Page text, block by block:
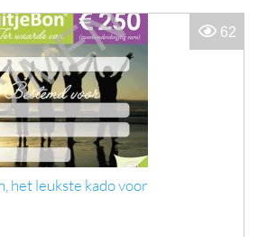
het leukste kado voor
62